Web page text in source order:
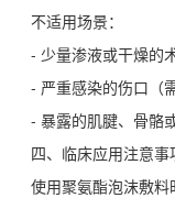
不适用场景：
- 少量渗液或干燥的
- 严重感染的伤口（
- 暴露的肌腱、骨骼
四、临床应用注意事
使用聚氨酯泡沫敷料